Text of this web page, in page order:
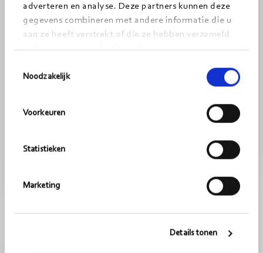
adverteren en analyse. Deze partners kunnen deze
gegevens combineren met andere informatie die u
aan ze heeft verstrekt of die ze hebben verzameld
op basis van uw gebruik van hun services.
Noodzakelijk
Voorkeuren
Statistieken
Marketing
Details tonen
Hoe duurzaamheid gemeente Assen
16-10-2025
meer